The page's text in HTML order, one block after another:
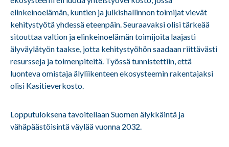
elinkeinoelämän, kuntien ja julkishallinnon toimijat vievät
kehitystyötä yhdessä eteenpäin. Seuraavaksi olisi tärkeää
sitouttaa valtion ja elinkeinoelämän toimijoita laajasti
älyväylätyön taakse, jotta kehitystyöhön saadaan riittävästi
resursseja ja toimenpiteitä. Työssä tunnistettiin, että
luonteva omistaja älyliikenteen ekosysteemin rakentajaksi
olisi Kasitieverkosto.
Lopputuloksena tavoitellaan Suomen älykkäintä ja
vähäpäästöisintä väylää vuonna 2032.